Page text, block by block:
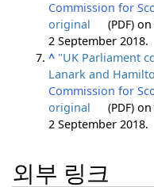
Commission for
original
(PDF) on
2 September 2018.
^ "UK Parliament
Lanark and
Commission for
original
(PDF) on
2 September 2018.
외부 링크